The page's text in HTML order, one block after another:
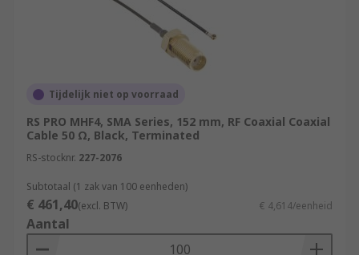
Tijdelijk niet op voorraad
RS PRO MHF4, SMA Series, 152 mm, RF Coaxial Coaxial
Cable 50 Ω, Black, Terminated
RS-stocknr. 227-2076
Subtotaal (1 zak van 100 eenheden)
€ 461,40(excl. BTW) € 4,614/eenheid
Aantal